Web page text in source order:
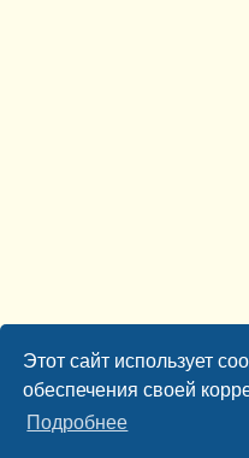
Этот сайт использует
обеспечения своей
Подробнее